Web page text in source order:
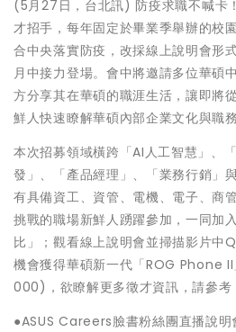
(5月27日，台北訊) 防疫求職不喊卡
才招手，每年固定於畢業季舉辦的校
合中央落實防疫，改採線上說明會形
月中接力登場。會中將邀請多位華碩
方分享其在華碩的職涯生活，讓即將
鮮人快速瞭解華碩內部企業文化與職
本次招募領域橫跨「AI人工智慧」、
發」、「產品經理」、「業務行銷」
有具備資工、資管、電機、電子、商
挑戰的職場新鮮人踴躍參加，一同加
比」；觀看線上說明會並掃描影片中
機會獲得華碩新一代「ROG Phone
000)，欲瞭解更多徵才資訊，請參考
●ASUS Careers臉書粉絲團直播說明